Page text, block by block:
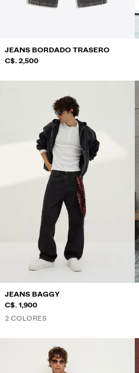
JEANS BORDADO TRASERO
C$. 2,500
JEANS BAGGY
C$. 1,900
2 COLORES